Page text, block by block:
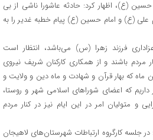
(ع)، اظهار کرد: حادثه عاشورا ناشی از بی
علی (ع) و امام حسین (ع) پیام خطبه غدیر را به
فرزند زهرا (س) می‌باشد، انتظار است
باشند و از همکاری کارکنان شریف نیروی
ماه که بهار قرآن و شهادت و ماه دین و ولایت و
که اعضای شوراهای اسلامی شهر و روستا،
و متولیان امر در این ایام نیز در کنار مردم
جلسه کارگروه ارتباطات شهرستان‌های لاهیجان